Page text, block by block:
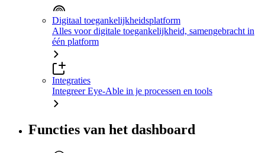
Digitaal toegankelijkheidsplatform
Alles voor digitale toegankelijkheid, samengebracht in
één platform
Integraties
Integreer Eye-Able in je processen en tools
Functies van het dashboard